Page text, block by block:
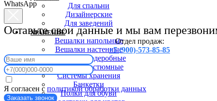
Для спальни
Дизайнерские
Для заведений
ХРАНЕНИЕ
Вешалки напольные
Вешалки настенные
Вешалки гардеробные
Вешалки костюмные
Системы хранения
Банкетки
Полки для обуви
WhatsApp
Оставьте свои данные и мы вам
Отдел продаж:
+7 (900)-573-85-85
Я согласен с политикой обработки данных
Заказать звонок